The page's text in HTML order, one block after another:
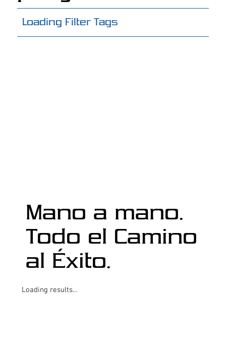
Loading Filter Tags
Mano a mano.
Todo el Camino
al Éxito.
Loading results...